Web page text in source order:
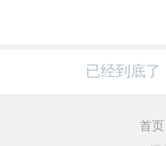
已经到底了
首页